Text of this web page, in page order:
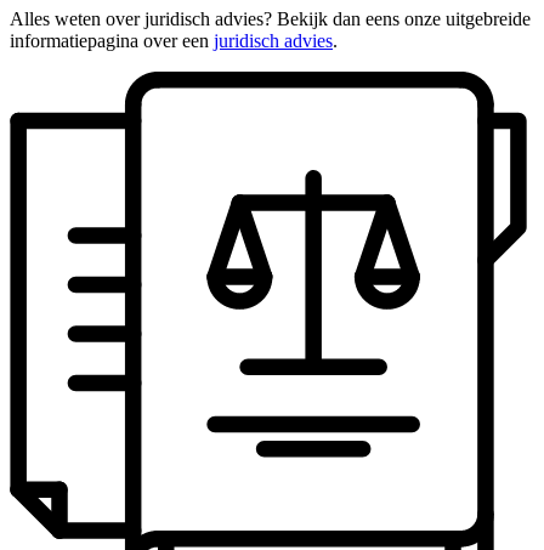
Alles weten over juridisch advies? Bekijk dan eens onze uitgebreide
informatiepagina over een juridisch advies.